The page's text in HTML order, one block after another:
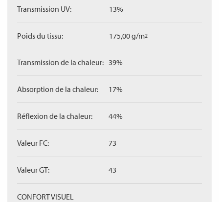
Transmission UV: 13%
Poids du tissu: 175,00 g/m2
Transmission de la chaleur: 39%
Absorption de la chaleur: 17%
Réflexion de la chaleur: 44%
Valeur FC: 73
Valeur GT: 43
CONFORT VISUEL